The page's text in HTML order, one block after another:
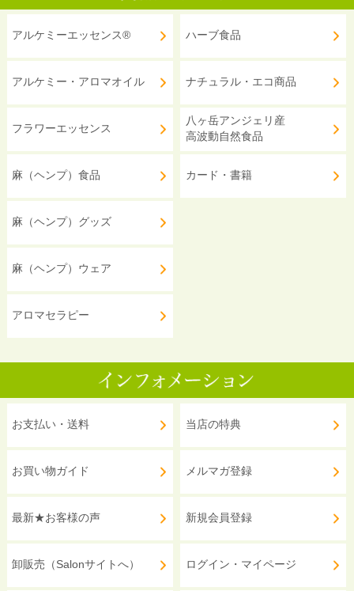
アルケミーエッセンス®
アルケミー・アロマオイル
フラワーエッセンス
麻（ヘンプ）食品
麻（ヘンプ）グッズ
麻（ヘンプ）ウェア
アロマセラピー
ハーブ食品
ナチュラル・エコ商品
八ヶ岳アンジェリ産
高波動自然食品
カード・書籍
お支払い・送料
お買い物ガイド
最新★お客様の声
卸販売（Salonサイトへ）
当店の特典
メルマガ登録
新規会員登録
ログイン・マイページ